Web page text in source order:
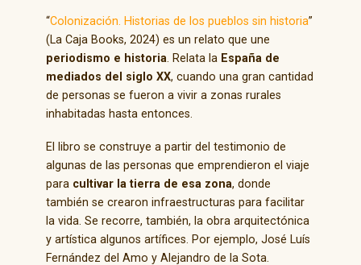
“Colonización. Historias de los pueblos sin historia”
(La Caja Books, 2024) es un relato que une
periodismo e historia . Relata la España de
mediados del siglo XX, cuando una gran cantidad
de personas se fueron a vivir a zonas rurales
inhabitadas hasta entonces.
El libro se construye a partir del testimonio de
algunas de las personas que emprendieron el viaje
para cultivar la tierra de esa zona, donde
también se crearon infraestructuras para facilitar
la vida. Se recorre, también, la obra arquitectónica
y artística algunos artífices. Por ejemplo, José Luís
Fernández del Amo y Alejandro de la Sota.